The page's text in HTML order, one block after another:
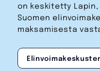
on keskitetty
Suomen
maksamisesta